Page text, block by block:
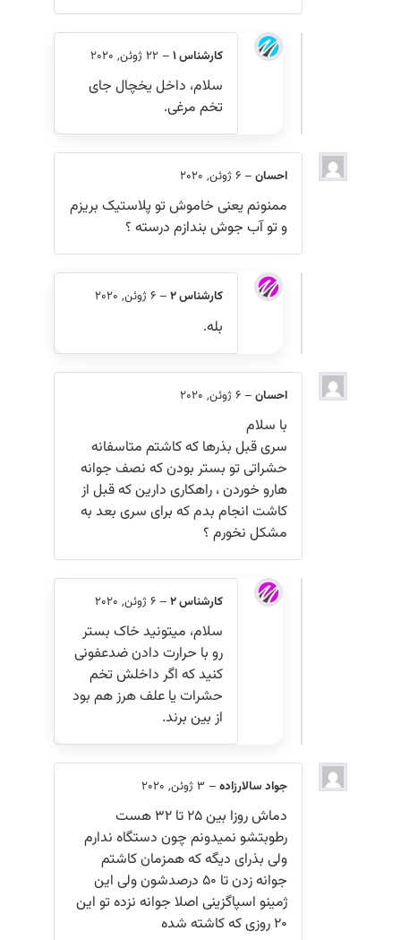
کارشناس 1 –22 ژوئن, 2020
سلام، داخل یخچال جای
تخم مرغی.
احسان–6 ژوئن, 2020
ممنونم یعنی خاموش تو پلاستیک بریزم
و تو آب جوش بندازم درسته ؟
کارشناس 2 –6 ژوئن, 2020
احسان–6 ژوئن, 2020
با سلام
سری قبل بذرها که کاشتم متاسفانه
حشراتی تو بستر بودن که نصف جوانه
هارو خوردن ، راهکاری دارین که قبل از
کاشت انجام بدم که برای سری بعد به
مشکل نخورم ؟
کارشناس 2 –6 ژوئن, 2020
سلام، میتونید خاک بستر
رو با حرارت دادن ضدعفونی
کنید که اگر داخلش تخم
حشرات یا علف هرز هم بود
از بین برند.
جواد سالارزاده–3 ژوئن, 2020
دماش روزا بین ۲۵ تا ۳۲ هست
رطوبتشو نمیدونم چون دستگاه ندارم
ولی بذرای دیگه که همزمان کاشتم
جوانه زدن تا ۵۰ درصدشون ولی این
ژمینو اسپاگزینی اصلا جوانه نزده تو این